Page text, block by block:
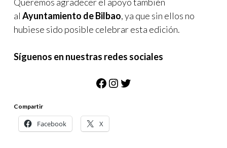
al Ayuntamiento de Bilbao, ya que sin ellos no
hubiese sido posible celebrar esta edición.
Síguenos en nuestras redes sociales
Facebook
Instagram
Twitter
Compartir
Facebook X